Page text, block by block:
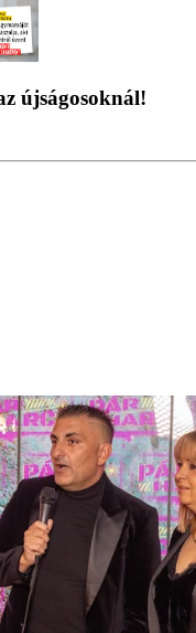
újságosoknál!